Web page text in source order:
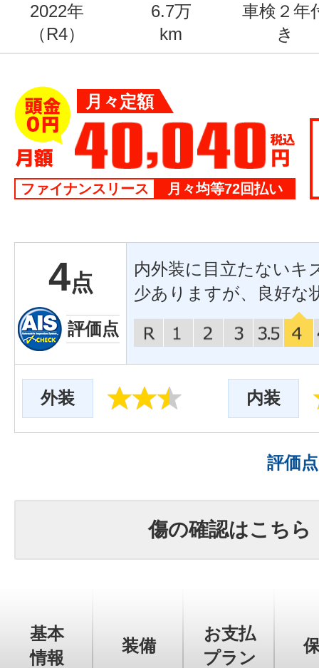
2022年
（R4）
6.7万
km
車検２年
き
月々定額
ファイナンスリース 月々均等72回払い
4点
評価点
内外装に目立たないキ
少ありますが、良好な
外装 内装
評価
傷の確認はこちら
基本
情報
装備
お支払
プラン